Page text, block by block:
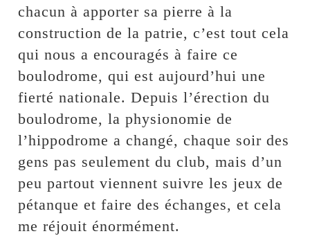
chacun à apporter sa pierre à la
construction de la patrie, c’est tout cela
qui nous a encouragés à faire ce
boulodrome, qui est aujourd’hui une
fierté nationale. Depuis l’érection du
boulodrome, la physionomie de
l’hippodrome a changé, chaque soir des
gens pas seulement du club, mais d’un
peu partout viennent suivre les jeux de
pétanque et faire des échanges, et cela
me réjouit énormément.